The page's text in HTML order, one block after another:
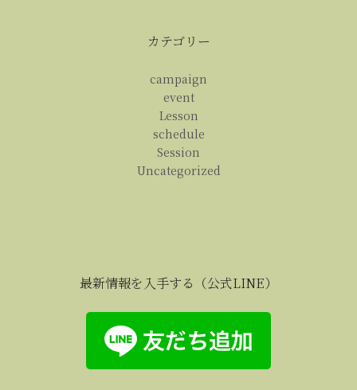
カテゴリー
campaign
event
Lesson
schedule
Session
Uncategorized
最新情報を入手する（公式LINE）